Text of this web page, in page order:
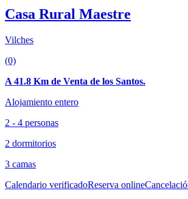
Casa Rural Maestre
Vilches
(0)
A 41.8 Km de Venta de los Santos.
Alojamiento entero
2 - 4 personas
2 dormitorios
3 camas
Calendario verificadoReserva online